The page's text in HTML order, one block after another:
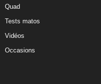
Quad
Tests matos
Vidéos
Occasions